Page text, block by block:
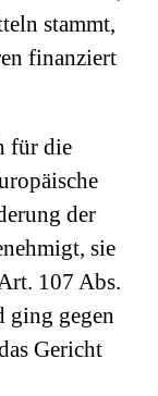
stammt,
finanziert
für die
der
sie
107 Abs.
ging gegen
Gericht